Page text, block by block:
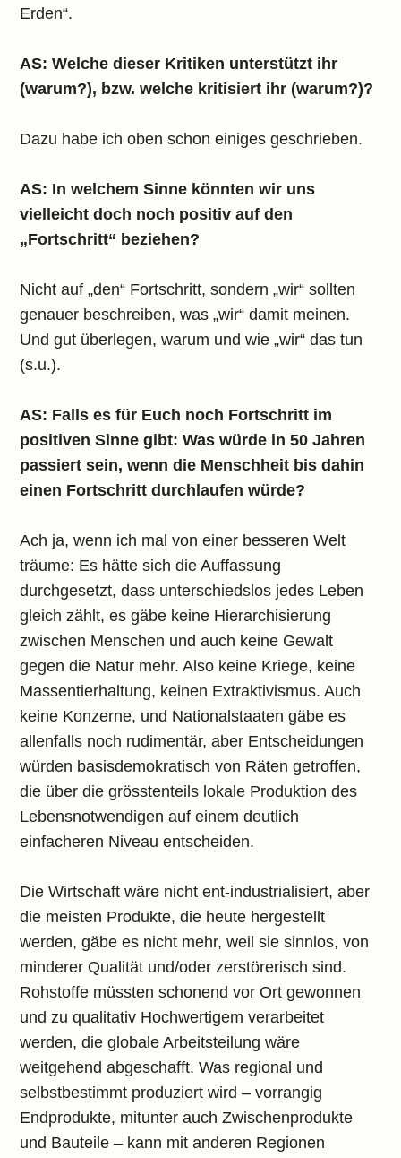
Erden“.
AS: Welche dieser Kritiken unterstützt ihr
(warum?), bzw. welche kritisiert ihr (warum?)?
Dazu habe ich oben schon einiges geschrieben.
AS: In welchem Sinne könnten wir uns
vielleicht doch noch positiv auf den
„Fortschritt“ beziehen?
Nicht auf „den“ Fortschritt, sondern „wir“ sollten
genauer beschreiben, was „wir“ damit meinen.
Und gut überlegen, warum und wie „wir“ das tun
(s.u.).
AS: Falls es für Euch noch Fortschritt im
positiven Sinne gibt: Was würde in 50 Jahren
passiert sein, wenn die Menschheit bis dahin
einen Fortschritt durchlaufen würde?
Ach ja, wenn ich mal von einer besseren Welt
träume: Es hätte sich die Auffassung
durchgesetzt, dass unterschiedslos jedes Leben
gleich zählt, es gäbe keine Hierarchisierung
zwischen Menschen und auch keine Gewalt
gegen die Natur mehr. Also keine Kriege, keine
Massentierhaltung, keinen Extraktivismus. Auch
keine Konzerne, und Nationalstaaten gäbe es
allenfalls noch rudimentär, aber Entscheidungen
würden basisdemokratisch von Räten getroffen,
die über die grösstenteils lokale Produktion des
Lebensnotwendigen auf einem deutlich
einfacheren Niveau entscheiden.
Die Wirtschaft wäre nicht ent-industrialisiert, aber
die meisten Produkte, die heute hergestellt
werden, gäbe es nicht mehr, weil sie sinnlos, von
minderer Qualität und/oder zerstörerisch sind.
Rohstoffe müssten schonend vor Ort gewonnen
und zu qualitativ Hochwertigem verarbeitet
werden, die globale Arbeitsteilung wäre
weitgehend abgeschafft. Was regional und
selbstbestimmt produziert wird – vorrangig
Endprodukte, mitunter auch Zwischenprodukte
und Bauteile – kann mit anderen Regionen